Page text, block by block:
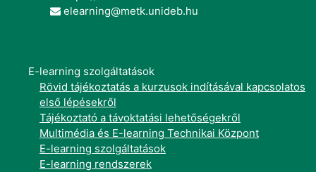
elearning@metk.unideb.hu
E-learning szolgáltatások
Rövid tájékoztatás a kurzusok indításával kapcsolatos
első lépésekről
Tájékoztató a távoktatási lehetőségekről
Multimédia és E-learning Technikai Központ
E-learning szolgáltatások
E-learning rendszerek